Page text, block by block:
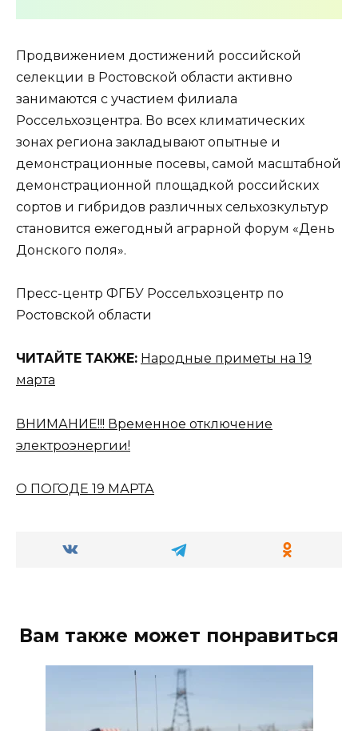
Продвижением достижений российской
селекции в Ростовской области активно
занимаются с участием филиала
Россельхозцентра. Во всех климатических
зонах региона закладывают опытные и
демонстрационные посевы, самой масштабной
демонстрационной площадкой российских
сортов и гибридов различных сельхозкультур
становится ежегодный аграрной форум «День
Донского поля».
Пресс-центр ФГБУ Россельхозцентр по
Ростовской области
ЧИТАЙТЕ ТАКЖЕ: Народные приметы на 19
марта
ВНИМАНИЕ!!! Временное отключение
электроэнергии!
О ПОГОДЕ 19 МАРТА
Вам также может понравиться